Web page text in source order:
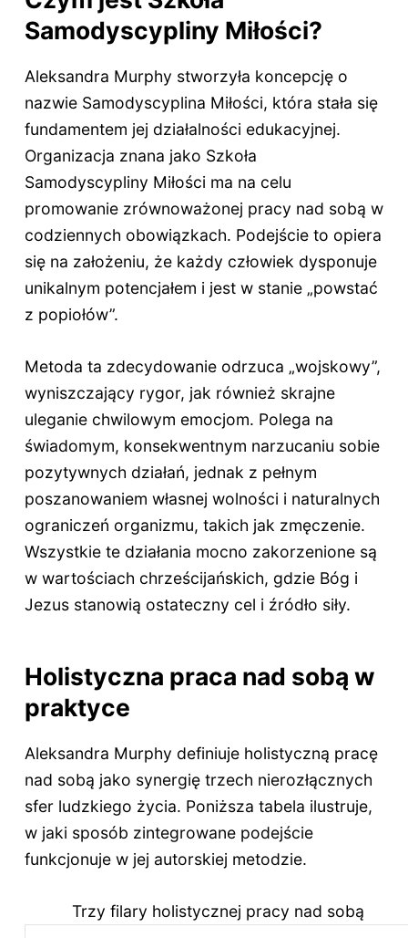
Samodyscypliny Miłości?
Aleksandra Murphy stworzyła koncepcję o
nazwie Samodyscyplina Miłości, która stała się
fundamentem jej działalności edukacyjnej.
Organizacja znana jako Szkoła
Samodyscypliny Miłości ma na celu
promowanie zrównoważonej pracy nad sobą w
codziennych obowiązkach. Podejście to opiera
się na założeniu, że każdy człowiek dysponuje
unikalnym potencjałem i jest w stanie „powstać
z popiołów”.
Metoda ta zdecydowanie odrzuca „wojskowy”,
wyniszczający rygor, jak również skrajne
uleganie chwilowym emocjom. Polega na
świadomym, konsekwentnym narzucaniu sobie
pozytywnych działań, jednak z pełnym
poszanowaniem własnej wolności i naturalnych
ograniczeń organizmu, takich jak zmęczenie.
Wszystkie te działania mocno zakorzenione są
w wartościach chrześcijańskich, gdzie Bóg i
Jezus stanowią ostateczny cel i źródło siły.
Holistyczna praca nad sobą w
praktyce
Aleksandra Murphy definiuje holistyczną pracę
nad sobą jako synergię trzech nierozłącznych
sfer ludzkiego życia. Poniższa tabela ilustruje,
w jaki sposób zintegrowane podejście
funkcjonuje w jej autorskiej metodzie.
Trzy filary holistycznej pracy nad sobą